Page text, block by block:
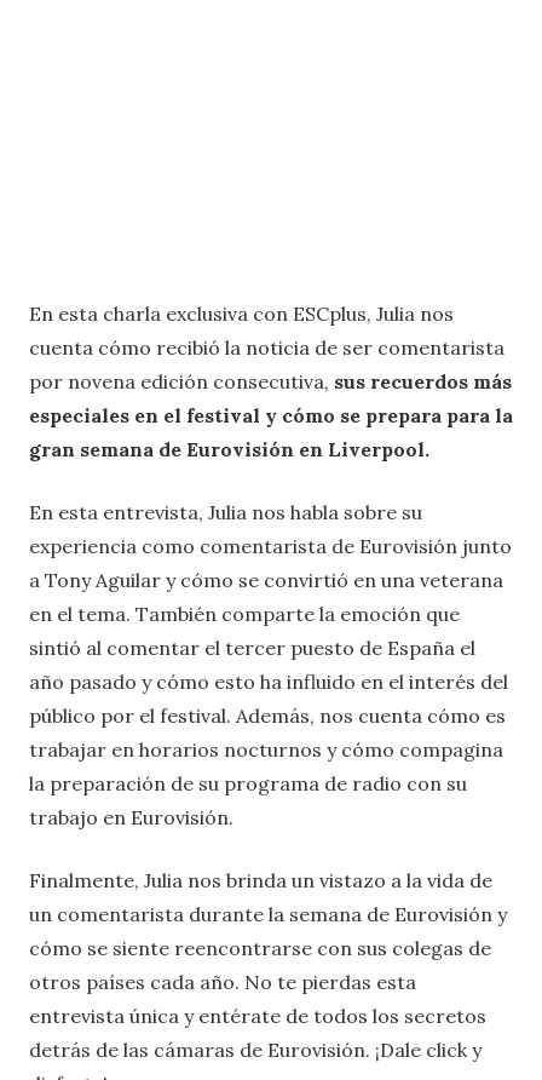
En esta charla exclusiva con ESCplus, Julia nos
cuenta cómo recibió la noticia de ser comentarista
por novena edición consecutiva, sus recuerdos más
especiales en el festival y cómo se prepara para la
gran semana de Eurovisión en Liverpool.
En esta entrevista, Julia nos habla sobre su
experiencia como comentarista de Eurovisión junto
a Tony Aguilar y cómo se convirtió en una veterana
en el tema. También comparte la emoción que
sintió al comentar el tercer puesto de España el
año pasado y cómo esto ha influido en el interés del
público por el festival. Además, nos cuenta cómo es
trabajar en horarios nocturnos y cómo compagina
la preparación de su programa de radio con su
trabajo en Eurovisión.
Finalmente, Julia nos brinda un vistazo a la vida de
un comentarista durante la semana de Eurovisión y
cómo se siente reencontrarse con sus colegas de
otros países cada año. No te pierdas esta
entrevista única y entérate de todos los secretos
detrás de las cámaras de Eurovisión. ¡Dale click y